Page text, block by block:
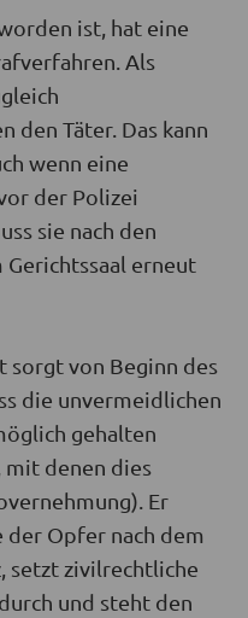
ist, hat eine
Als
den Täter. Das kann
wenn eine
der Polizei
sie nach den
erneut
sorgt von Beginn des
die unvermeidlichen
gehalten
denen dies
Er
der Opfer nach dem
setzt zivilrechtliche
und steht den